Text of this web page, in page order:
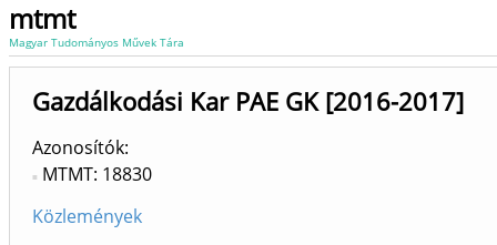
mtmt
Magyar Tudományos Művek Tára
Gazdálkodási Kar PAE GK [2016-2017]
Azonosítók
MTMT: 18830
Közlemények